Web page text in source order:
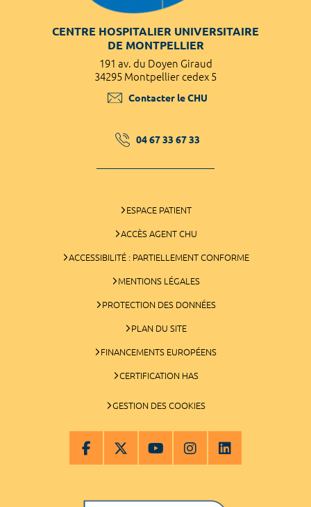
CENTRE HOSPITALIER UNIVERSITAIRE
DE MONTPELLIER
191 av. du Doyen Giraud
34295 Montpellier cedex 5
Contacter le CHU
04 67 33 67 33
ESPACE PATIENT
ACCÈS AGENT CHU
ACCESSIBILITÉ : PARTIELLEMENT CONFORME
MENTIONS LÉGALES
PROTECTION DES DONNÉES
PLAN DU SITE
FINANCEMENTS EUROPÉENS
CERTIFICATION HAS
GESTION DES COOKIES